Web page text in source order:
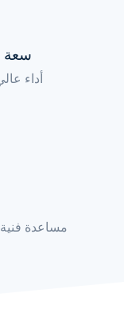
سعة
أداء
مساعدة